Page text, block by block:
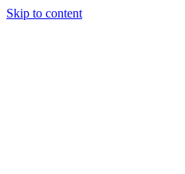
Skip to content